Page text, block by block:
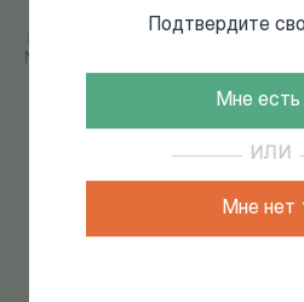
Подтвердите
Мне есть
ИЛИ
Мне нет
№15. Литературно-
150 из